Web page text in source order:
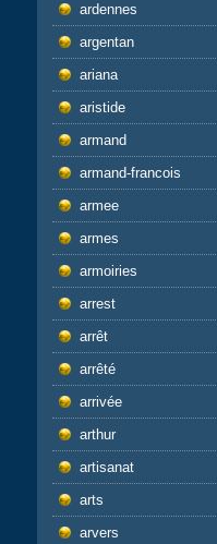
ardennes
argentan
ariana
aristide
armand
armand-francois
armee
armes
armoiries
arrest
arrêt
arrêté
arrivée
arthur
artisanat
arts
arvers